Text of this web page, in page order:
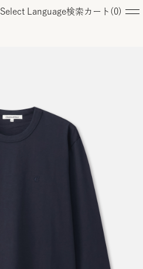
Select Language検索 カート( 0)